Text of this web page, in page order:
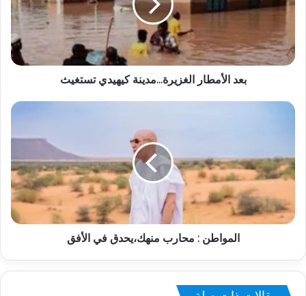
بعد الأمطار الغزيرة...مدينة كيهيدي تستغيث
المواطن : محارب منهك،يحدق في الأفق